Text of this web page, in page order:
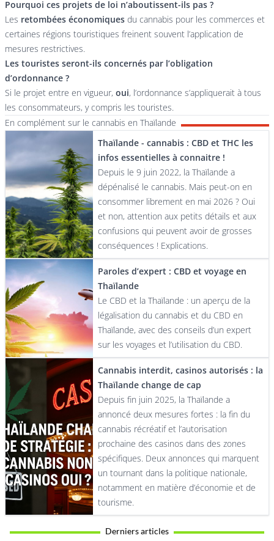
Pourquoi ces projets de loi n’aboutissent-ils pas ?
Les retombées économiques du cannabis pour les commerces et
certaines régions touristiques freinent souvent l’application de
mesures restrictives.
Les touristes seront-ils concernés par l’obligation
d’ordonnance ?
Si le projet entre en vigueur, oui, l’ordonnance s’appliquerait à tous
les consommateurs, y compris les touristes.
En complément sur le cannabis en Thaïlande
Thaïlande - cannabis : CBD et THC les
infos essentielles à connaitre !
Depuis le 9 juin 2022, la Thaïlande a
dépénalisé le cannabis. Mais peut-on en
consommer librement en mai 2026 ? Oui
et non, attention aux petits détails et aux
confusions qui peuvent avoir de grosses
conséquences ! Explications.
Paroles d’expert : CBD et voyage en
Thaïlande
Le CBD et la Thaïlande : un aperçu de la
légalisation du cannabis et du CBD en
Thaïlande, avec des conseils d’un expert
sur les voyages et l’utilisation du CBD.
Cannabis interdit, casinos autorisés : la
Thaïlande change de cap
Depuis fin juin 2025, la Thaïlande a
annoncé deux mesures fortes : la fin du
cannabis récréatif et l’autorisation
prochaine des casinos dans des zones
spécifiques. Deux annonces qui marquent
un tournant dans la politique nationale,
notamment en matière d’économie et de
tourisme.
Derniers articles